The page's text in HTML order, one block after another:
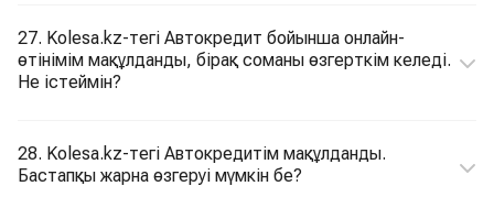
27. Kolesa.kz-тегі Автокредит бойынша онлайн-
өтінімім мақұлданды, бірақ соманы өзгерткім келеді.
Не істеймін?
28. Kolesa.kz-тегі Автокредитім мақұлданды.
Бастапқы жарна өзгеруі мүмкін бе?